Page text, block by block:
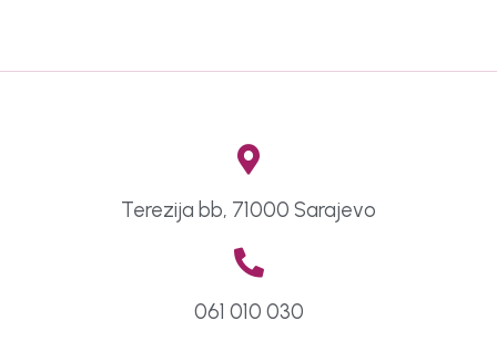
Terezija bb, 71000 Sarajevo
061 010 030